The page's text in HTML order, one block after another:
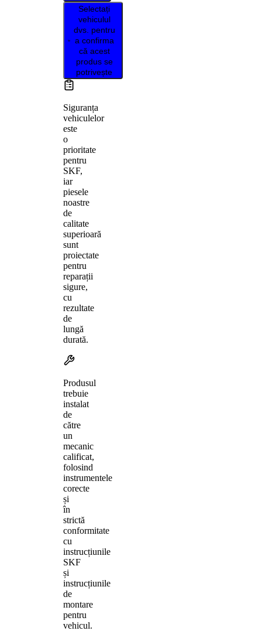
Selectați
vehiculul
dvs. pentru
a confirma
că acest
produs se
potrivește
Siguranța
vehiculelor
este
o
prioritate
pentru
SKF,
iar
piesele
noastre
de
calitate
superioară
sunt
proiectate
pentru
reparații
sigure,
cu
rezultate
de
lungă
durată.
Produsul
trebuie
instalat
de
către
un
mecanic
calificat,
folosind
instrumentele
corecte
și
în
strictă
conformitate
cu
instrucțiunile
SKF
și
instrucțiunile
de
montare
pentru
vehicul.